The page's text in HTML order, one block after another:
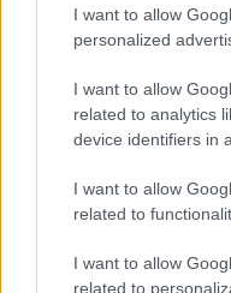
I want to allow
personalized
I want to allow
related to analytics
device identifiers in
I want to allow
related to
I want to allow
related to
Corea del Sud, e se
dirlo siamo dei
difendere un
avrebbe dovuto
finge di utilizzare
ipocriti
, a questo
golpe messi a
Noi rompiamo le